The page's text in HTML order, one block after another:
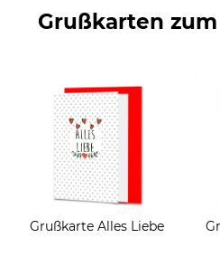
Grußkarten
Grußkarte Alles Liebe